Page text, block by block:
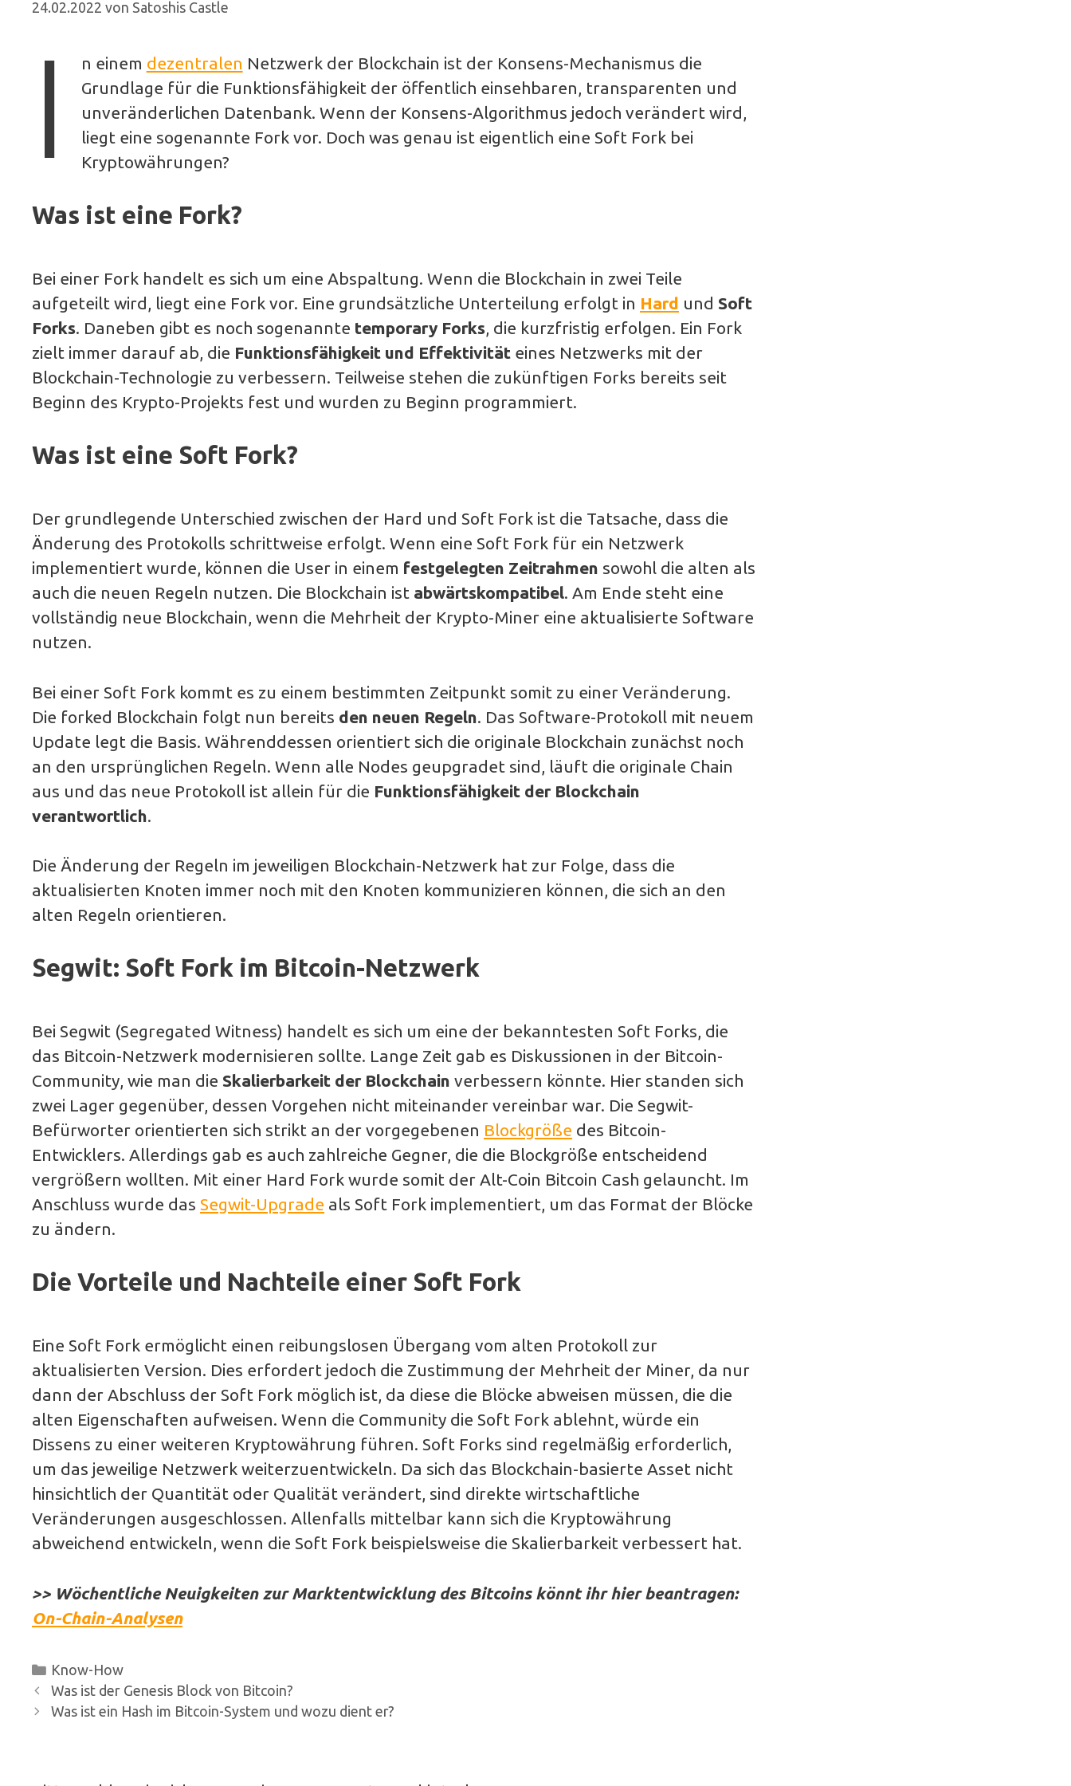
24.02.2022 von Satoshis Castle
I n einem dezentralen Netzwerk der Blockchain ist der Konsens-Mechanismus die
Grundlage für die Funktionsfähigkeit der öffentlich einsehbaren, transparenten und
unveränderlichen Datenbank. Wenn der Konsens-Algorithmus jedoch verändert wird,
liegt eine sogenannte Fork vor. Doch was genau ist eigentlich eine Soft Fork bei
Kryptowährungen?
Was ist eine Fork?
Bei einer Fork handelt es sich um eine Abspaltung. Wenn die Blockchain in zwei Teile
aufgeteilt wird, liegt eine Fork vor. Eine grundsätzliche Unterteilung erfolgt in Hard und Soft
Forks. Daneben gibt es noch sogenannte temporary Forks, die kurzfristig erfolgen. Ein Fork
zielt immer darauf ab, die Funktionsfähigkeit und Effektivität eines Netzwerks mit der
Blockchain-Technologie zu verbessern. Teilweise stehen die zukünftigen Forks bereits seit
Beginn des Krypto-Projekts fest und wurden zu Beginn programmiert.
Was ist eine Soft Fork?
Der grundlegende Unterschied zwischen der Hard und Soft Fork ist die Tatsache, dass die
Änderung des Protokolls schrittweise erfolgt. Wenn eine Soft Fork für ein Netzwerk
implementiert wurde, können die User in einem festgelegten Zeitrahmen sowohl die alten als
auch die neuen Regeln nutzen. Die Blockchain ist abwärtskompatibel. Am Ende steht eine
vollständig neue Blockchain, wenn die Mehrheit der Krypto-Miner eine aktualisierte Software
nutzen.
Bei einer Soft Fork kommt es zu einem bestimmten Zeitpunkt somit zu einer Veränderung.
Die forked Blockchain folgt nun bereits den neuen Regeln. Das Software-Protokoll mit neuem
Update legt die Basis. Währenddessen orientiert sich die originale Blockchain zunächst noch
an den ursprünglichen Regeln. Wenn alle Nodes geupgradet sind, läuft die originale Chain
aus und das neue Protokoll ist allein für die Funktionsfähigkeit der Blockchain
verantwortlich.
Die Änderung der Regeln im jeweiligen Blockchain-Netzwerk hat zur Folge, dass die
aktualisierten Knoten immer noch mit den Knoten kommunizieren können, die sich an den
alten Regeln orientieren.
Segwit: Soft Fork im Bitcoin-Netzwerk
Bei Segwit (Segregated Witness) handelt es sich um eine der bekanntesten Soft Forks, die
das Bitcoin-Netzwerk modernisieren sollte. Lange Zeit gab es Diskussionen in der Bitcoin-
Community, wie man die Skalierbarkeit der Blockchain verbessern könnte. Hier standen sich
zwei Lager gegenüber, dessen Vorgehen nicht miteinander vereinbar war. Die Segwit-
Befürworter orientierten sich strikt an der vorgegebenen Blockgröße des Bitcoin-
Entwicklers. Allerdings gab es auch zahlreiche Gegner, die die Blockgröße entscheidend
vergrößern wollten. Mit einer Hard Fork wurde somit der Alt-Coin Bitcoin Cash gelauncht. Im
Anschluss wurde das Segwit-Upgrade als Soft Fork implementiert, um das Format der Blöcke
zu ändern.
Die Vorteile und Nachteile einer Soft Fork
Eine Soft Fork ermöglicht einen reibungslosen Übergang vom alten Protokoll zur
aktualisierten Version. Dies erfordert jedoch die Zustimmung der Mehrheit der Miner, da nur
dann der Abschluss der Soft Fork möglich ist, da diese die Blöcke abweisen müssen, die die
alten Eigenschaften aufweisen. Wenn die Community die Soft Fork ablehnt, würde ein
Dissens zu einer weiteren Kryptowährung führen. Soft Forks sind regelmäßig erforderlich,
um das jeweilige Netzwerk weiterzuentwickeln. Da sich das Blockchain-basierte Asset nicht
hinsichtlich der Quantität oder Qualität verändert, sind direkte wirtschaftliche
Veränderungen ausgeschlossen. Allenfalls mittelbar kann sich die Kryptowährung
abweichend entwickeln, wenn die Soft Fork beispielsweise die Skalierbarkeit verbessert hat.
>> Wöchentliche Neuigkeiten zur Marktentwicklung des Bitcoins könnt ihr hier beantragen:
On-Chain-Analysen
Kategorien
Know-How
Beitrags-
Navigation
Was ist der Genesis Block von Bitcoin?
Was ist ein Hash im Bitcoin-System und wozu dient er?